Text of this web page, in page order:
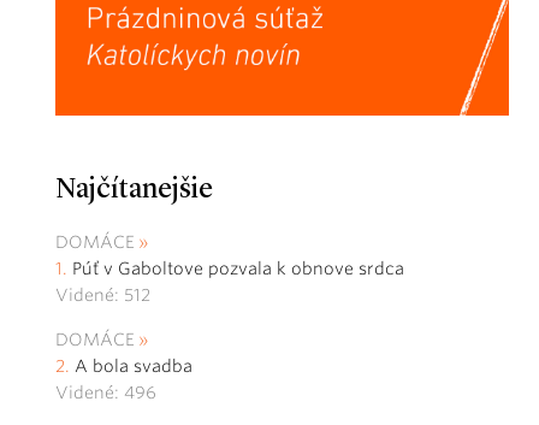
Najčítanejšie
DOMÁCE
Púť v Gaboltove pozvala k obnove srdca
Videné: 512
DOMÁCE
A bola svadba
Videné: 496